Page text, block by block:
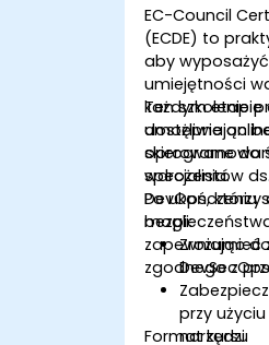
EC-Council
(ECDE) to
aby
umiejętności
każdym etapie
umożliwiając
wdrożenia.
Ten szkolenie
dostępne
skierowane do
specjalistów
DevOps,
zapewniając
zgodnego z
Po ukończeniu
mogli:
Zrozumieć
przy
narzędzi.
Format kursu